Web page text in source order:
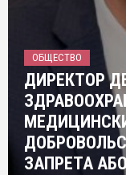
ОБЩЕСТВО
ДИРЕКТОР
ЗАПРЕТА